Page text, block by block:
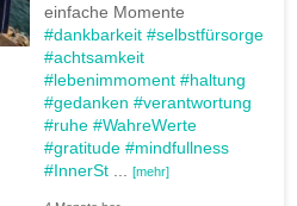
einfache Momente
#dankbarkeit #selbstfürsorge
#achtsamkeit
#lebenimmoment #haltung
#gedanken #verantwortung
#ruhe #WahreWerte
#gratitude #mindfullness
#InnerSt
[mehr]